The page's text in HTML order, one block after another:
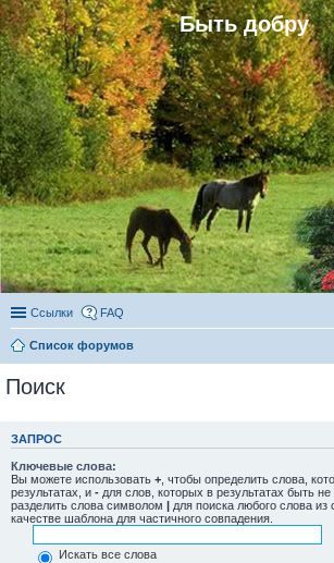
Быть добру
Ссылки FAQ
Список форумов
Поиск
ЗАПРОС
Ключевые слова:
Вы можете использовать + , чтобы определить слова,
результатах, и - для слов, которых в результатах быть
разделить слова символом | для поиска любого слова из
качестве шаблона для частичного совпадения.
Искать все слова